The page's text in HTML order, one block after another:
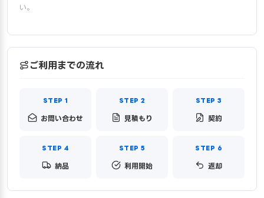
い。
ご利用までの流れ
お問い合わせ 見積もり 契約
納品 利用開始 返却